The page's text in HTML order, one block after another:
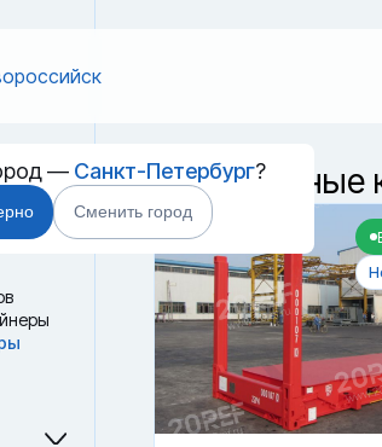
— Санкт-Петербург?
Сменить город
Специальные